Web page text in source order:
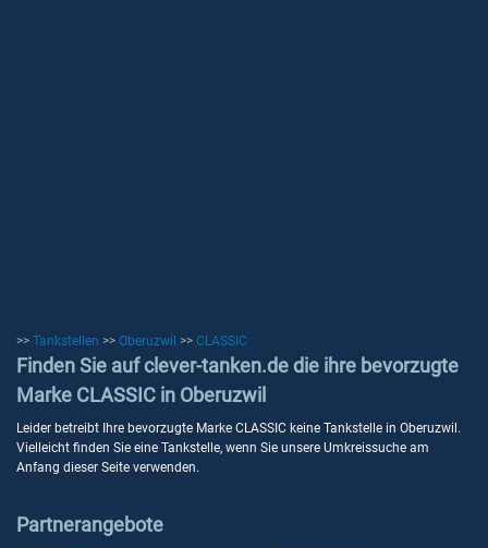
>> Tankstellen >> Oberuzwil >> CLASSIC
Finden Sie auf clever-tanken.de die ihre bevorzugte
Marke CLASSIC in Oberuzwil
Leider betreibt Ihre bevorzugte Marke CLASSIC keine Tankstelle in Oberuzwil.
Vielleicht finden Sie eine Tankstelle, wenn Sie unsere Umkreissuche am
Anfang dieser Seite verwenden.
Partnerangebote